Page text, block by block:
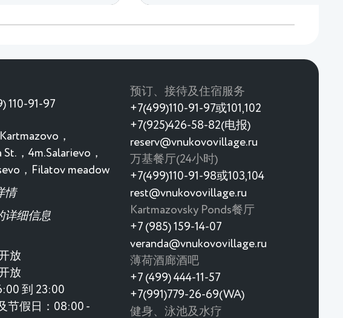
110-91-97
，
St.，4m.Salarievo，
，Filatov meadow
情
详细信息
放
放
到 23:00
节假日：08:00 -
预订、接待及住宿服务
+7(499)110-91-97或101,102
+7(925)426-58-82(电报)
reserv@vnukovovillage.ru
万基餐厅(24小时)
+7(499)110-91-98或103,104
rest@vnukovovillage.ru
Kartmazovsky Ponds餐厅
+7 (985) 159-14-07
veranda@vnukovovillage.ru
薄荷酒廊酒吧
+7 (499) 444-11-57
+7(991)779-26-69(WA)
健身、泳池及水疗